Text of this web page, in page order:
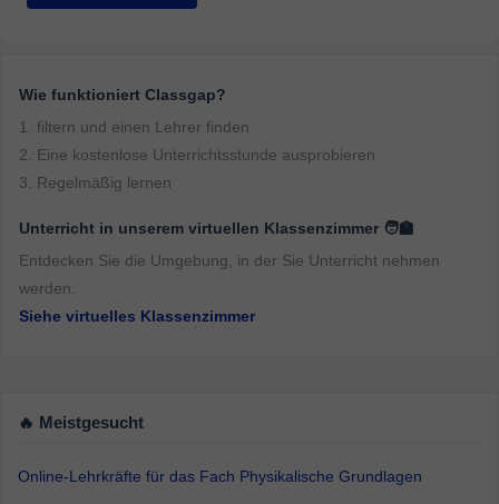
goals. Let's make Mathematics easier and more
Wie funktioniert Classgap?
1. filtern und einen Lehrer finden
2. Eine kostenlose Unterrichtsstunde ausprobieren
3. Regelmäßig lernen
Unterricht in unserem virtuellen Klassenzimmer 🧑‍🏫
Entdecken Sie die Umgebung, in der Sie Unterricht nehmen
werden.
Siehe virtuelles Klassenzimmer
🔥 Meistgesucht
Online-Lehrkräfte für das Fach Physikalische Grundlagen